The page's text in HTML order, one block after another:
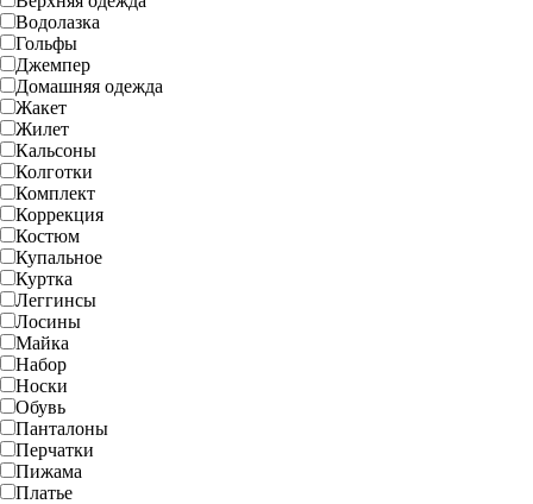
Водолазка
Гольфы
Джемпер
Домашняя одежда
Жакет
Жилет
Кальсоны
Колготки
Комплект
Коррекция
Костюм
Купальное
Куртка
Леггинсы
Лосины
Майка
Набор
Носки
Обувь
Панталоны
Перчатки
Пижама
Платье